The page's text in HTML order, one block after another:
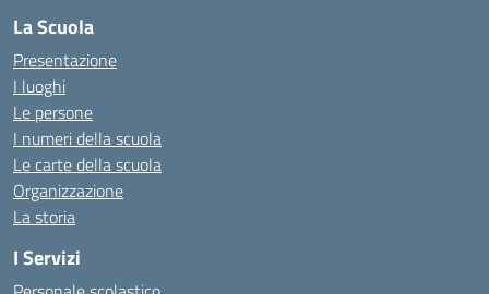
La Scuola
Presentazione
I luoghi
Le persone
I numeri della scuola
Le carte della scuola
Organizzazione
La storia
I Servizi